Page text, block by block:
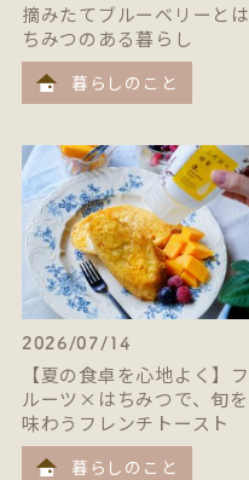
摘みたてブルーベリーとは
ちみつのある暮らし
暮らしのこと
2026/07/14
【夏の食卓を心地よく】フ
ルーツ×はちみつで、旬を
味わうフレンチトースト
暮らしのこと